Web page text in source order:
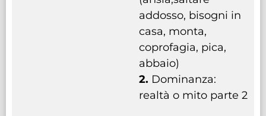
addosso, bisogni in
casa, monta,
coprofagia, pica,
abbaio)
2. Dominanza:
realtà o mito parte 2